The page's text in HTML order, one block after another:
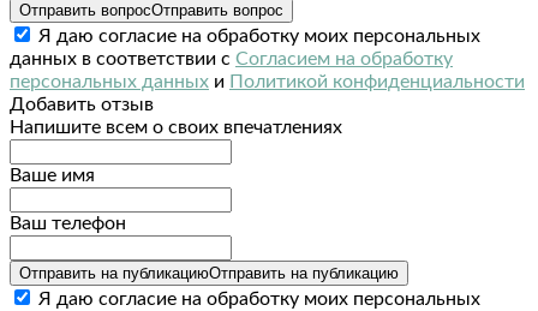
Отправить вопросОтправить вопрос
Я даю согласие на обработку моих персональных
данных в соответствии с Согласием на обработку
персональных данных и Политикой конфиденциальности
Добавить отзыв
Напишите всем о своих впечатлениях
Ваше имя
Ваш телефон
Отправить на публикациюОтправить на публикацию
Я даю согласие на обработку моих персональных